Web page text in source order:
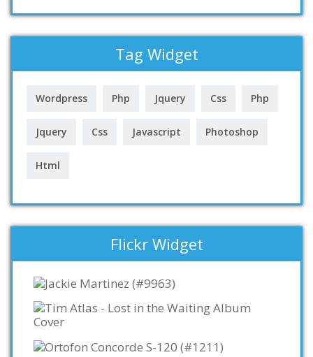
Tag Widget
Wordpress Php Jquery Css Php
Jquery Css Javascript Photoshop
Html
Flickr Widget